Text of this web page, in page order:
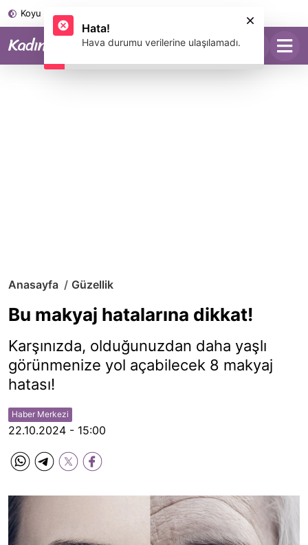
Koyu Mod
Anasayfa Güzellik
Bu makyaj hatalarına dikkat!
Karşınızda, olduğunuzdan daha yaşlı
görünmenize yol açabilecek 8 makyaj
hatası!
Haber Merkezi
22.10.2024 - 15:00